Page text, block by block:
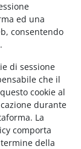
ed una
consentendo
di sessione
che il
cookie al
durante
La
comporta
della